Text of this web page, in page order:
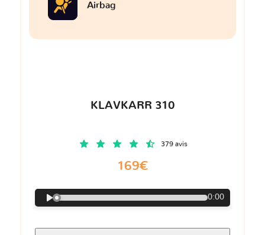
Airbag
KLAVKARR 310
379 avis
169€
0:00